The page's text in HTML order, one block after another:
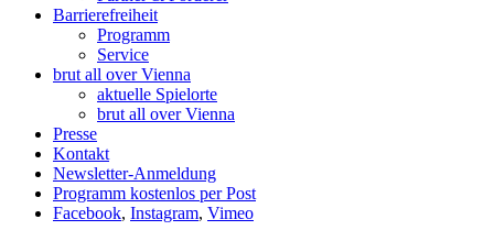
Barrierefreiheit
Programm
Service
brut all over Vienna
aktuelle Spielorte
brut all over Vienna
Presse
Kontakt
Newsletter-Anmeldung
Programm kostenlos per Post
Facebook, Instagram, Vimeo